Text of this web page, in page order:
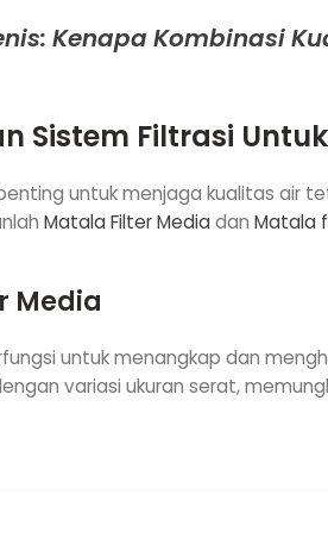
Kenapa Kombinasi
Sistem Filtrasi
untuk menjaga kualitas air
Matala Filter Mediadan Matala
Media
untuk menangkap dan
variasi ukuran serat,